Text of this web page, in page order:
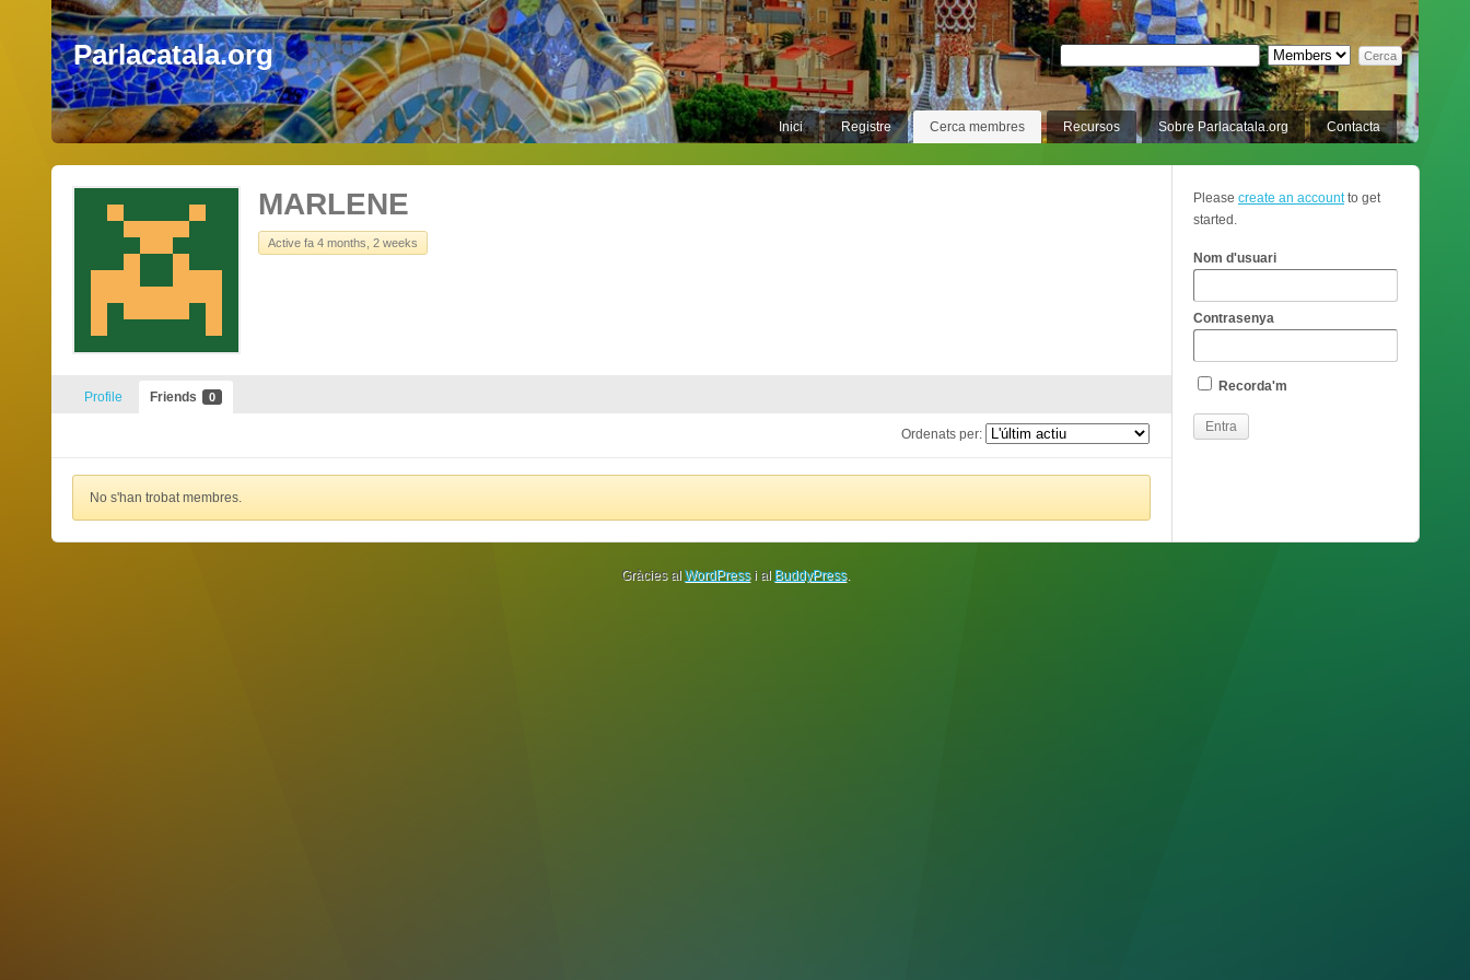
Parlacatala.org
Inici Registre Cerca membres Recursos Sobre Parlacatala.org Contacta
MARLENE
Active fa 4 months, 2 weeks
Profile Friends 0
Ordenats per:
No s'han trobat membres.
Please create an accountto get
started.
Nom d'usuari
Contrasenya
Recorda'm
Gràcies al WordPressi al BuddyPress.